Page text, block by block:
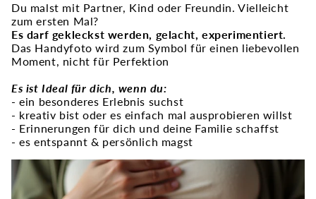
Du malst mit Partner, Kind oder Freundin. Vielleicht
zum ersten Mal?
Es darf gekleckst werden, gelacht, experimentiert.
Das Handyfoto wird zum Symbol für einen liebevollen
Moment, nicht für Perfektion
Es ist Ideal für dich, wenn du:
- ein besonderes Erlebnis suchst
- kreativ bist oder es einfach mal ausprobieren willst
- Erinnerungen für dich und deine Familie schaffst
- es entspannt & persönlich magst